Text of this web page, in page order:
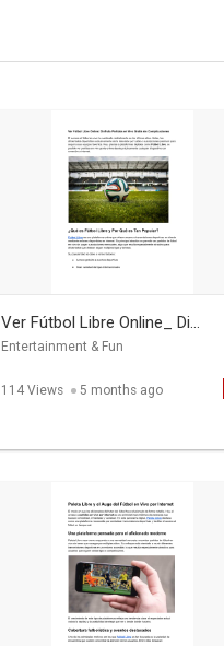
Ver Fútbol Libre Online_ Di...
Entertainment & Fun
114 Views 5 months ago